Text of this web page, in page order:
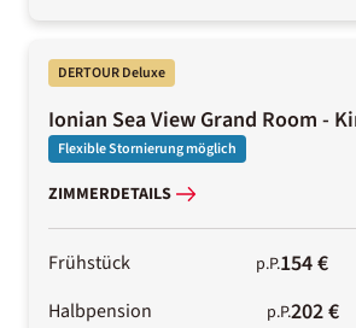
DERTOUR Deluxe
Ionian Sea View Grand Room -
Flexible Stornierung möglich
ZIMMERDETAILS
Frühstück p.P.154 €
Halbpension p.P.202 €